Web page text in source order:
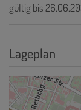
gültig bis
Lageplan